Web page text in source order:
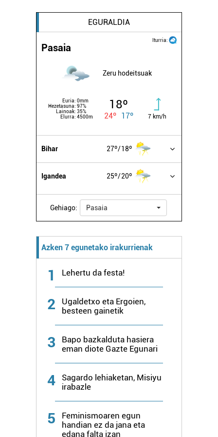
EGURALDIA
Iturria:
Pasaia
Zeru hodeitsuak
Euria: 0mm
Hezetasuna: 97%
Lainoak: 35%
Elurra: 4500m
18º
24º 17º 7 km/h
Bihar 27º 18º
Igandea 25º 20º
Gehiago: Pasaia
Azken 7 egunetako irakurrienak
1 Lehertu da festa!
2
Ugaldetxo eta Ergoien,
besteen gainetik
3
Bapo bazkalduta hasiera
eman diote Gazte Egunari
4
Sagardo lehiaketan, Misiyu
irabazle
5
Feminismoaren egun
handian ez da jana eta
edana falta izan